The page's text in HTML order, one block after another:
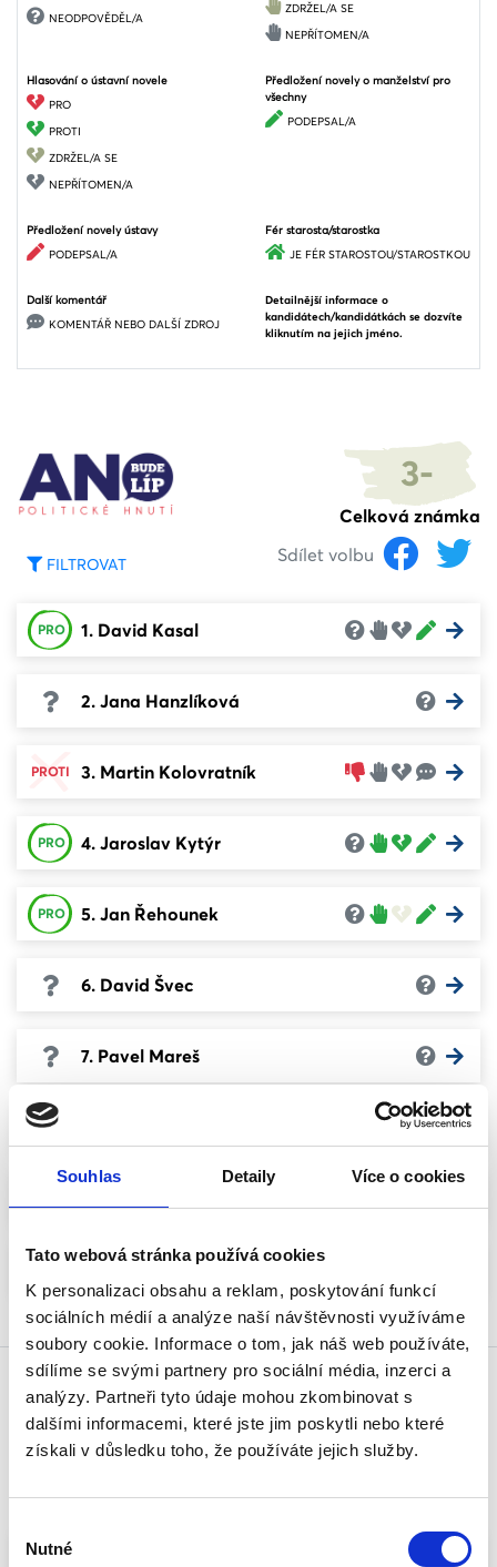
Souhlas Detaily Více o cookies
Tato webová stránka používá cookies
K personalizaci obsahu a reklam, poskytování funkcí
sociálních médií a analýze naší návštěvnosti využíváme
soubory cookie. Informace o tom, jak náš web používáte,
sdílíme se svými partnery pro sociální média, inzerci a
analýzy. Partneři tyto údaje mohou zkombinovat s
dalšími informacemi, které jste jim poskytli nebo které
získali v důsledku toho, že používáte jejich služby.
souhlasu
Nutné
NEODPOVĚDĚL/A
ZDRŽEL/A SE
NEPŘÍTOMEN/A
Hlasování o ústavní novele
PRO
PROTI
ZDRŽEL/A SE
NEPŘÍTOMEN/A
Předložení novely o manželství pro
všechny
PODEPSAL/A
Předložení novely ústavy
PODEPSAL/A
Fér starosta/starostka
JE FÉR STAROSTOU/STAROSTKOU
Další komentář
KOMENTÁŘ NEBO DALŠÍ ZDROJ
Detailnější informace o
kandidátech/kandidátkách se dozvíte
kliknutím na jejich jméno.
3-
Celková známka
FILTROVAT Sdílet volbu
PRO 1. David Kasal
2. Jana Hanzlíková
PROTI 3. Martin Kolovratník
PRO 4. Jaroslav Kytýr
PRO 5. Jan Řehounek
6. David Švec
7. Pavel Mareš
10. Martin Valouch
2
Celková známka
FILTROVAT
PRO